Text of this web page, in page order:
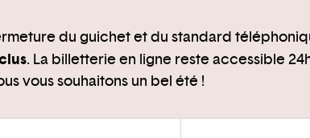
du guichet et du standard
. La billetterie en ligne reste accessible
vous souhaitons un bel été !